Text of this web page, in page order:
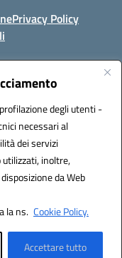
degli utenti -
necessari al
dei servizi
inoltre,
da Web
la ns. Cookie Policy.
Accettare tutto
Privacy Policy
SSIC80600X
S.r.l.
Italia